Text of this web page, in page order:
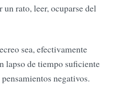
rato, leer, ocuparse del
sea, efectivamente
lapso de tiempo suficiente
negativos.